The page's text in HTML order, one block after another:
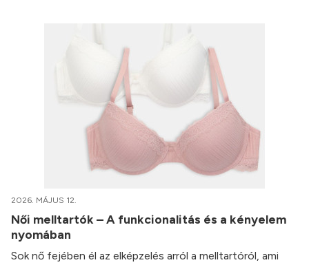
2026. MÁJUS 12.
Női melltartók – A funkcionalitás és a kényelem
nyomában
Sok nő fejében él az elképzelés arról a melltartóról, ami